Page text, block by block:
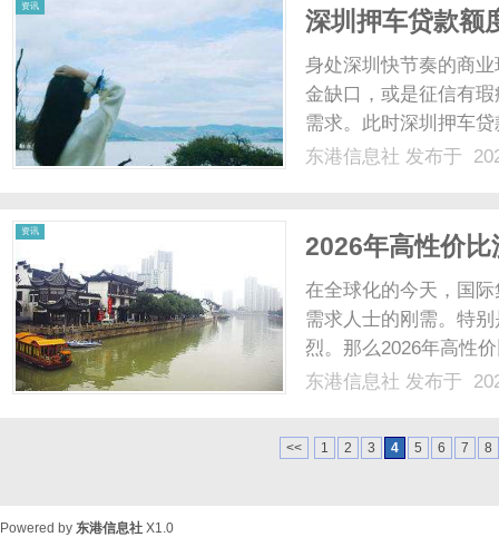
资讯
深圳押车贷款额
身处深圳快节奏的商
金缺口，或是征信有
需求。此时深圳押车
低、额度更高、利率
东港信息社 发布于
资讯
2026年高性价
价！
在全球化的今天，国
需求人士的刚需。特
烈。那么2026年高性
真实用户对深圳猴子
在价格上极具竞争力
东港信息社 发布于
<< 1 2 3 4 5 6 7 8
Powered by 东港信息社 X1.0